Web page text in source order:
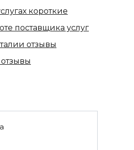
короткие
поставщика услуг
отзывы
отзывы